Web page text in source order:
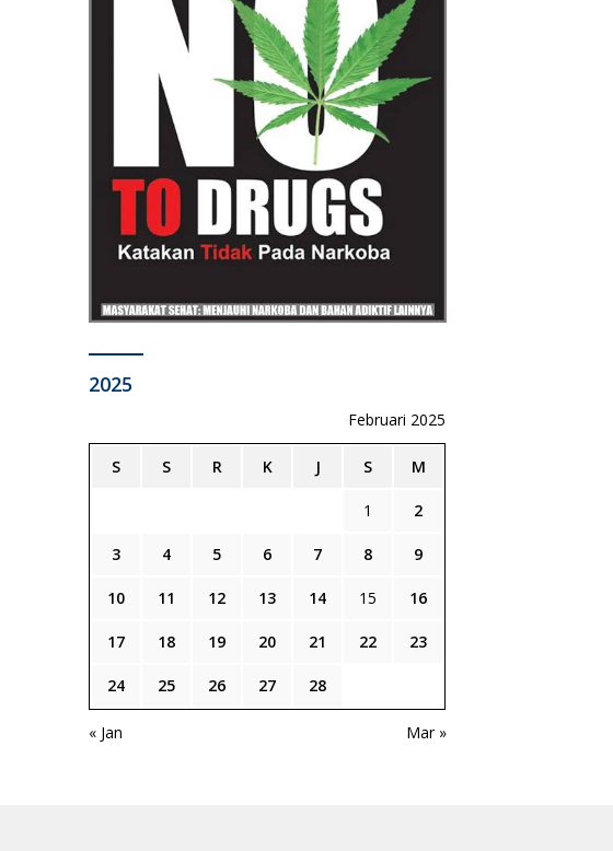
2025
Februari 2025
S S R K J S M
1 2
3 4 5 6 7 8 9
10 11 12 13 14 15 16
17 18 19 20 21 22 23
24 25 26 27 28
« Jan Mar »